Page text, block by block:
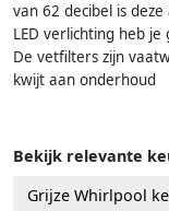
van 62 decibel is
LED verlichting heb
De vetfilters zijn
kwijt aan onderhoud
Bekijk relevante
Grijze Whirlpool